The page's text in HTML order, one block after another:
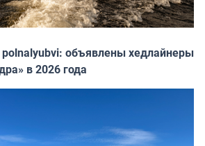
polnalyubvi: объявлены хедлайнеры
в 2026 года